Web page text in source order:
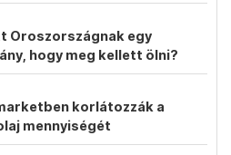
Oroszországnak egy
hogy meg kellett ölni?
korlátozzák a
mennyiségét